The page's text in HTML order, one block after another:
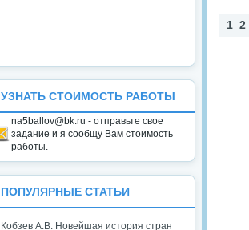
1 2
УЗНАТЬ СТОИМОСТЬ РАБОТЫ
na5ballov@bk.ru - отправьте свое
задание и я сообщу Вам стоимость
работы.
ПОПУЛЯРНЫЕ СТАТЬИ
Кобзев А.В. Новейшая история стран